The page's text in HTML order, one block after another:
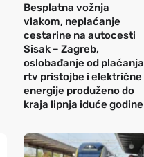
Besplatna vožnja
vlakom, neplaćanje
cestarine na autocesti
Sisak – Zagreb,
oslobađanje od plaćanja
rtv pristojbe i električne
energije produženo do
kraja lipnja iduće godine